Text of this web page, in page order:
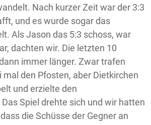
Nach kurzer Zeit war der 3:3
und es wurde sogar das
Als Jason das 5:3 schoss, war
dachten wir. Die letzten 10
immer länger. Zwar trafen
mal den Pfosten, aber Dietkirchen
und erzielte den
Spiel drehte sich und wir hatten
die Schüsse der Gegner an